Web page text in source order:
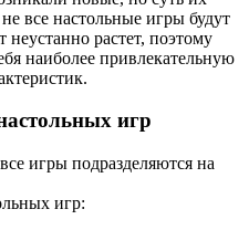
все настольные игры будут
растет, поэтому
наиболее привлекательную
игр
игры подразделяются на
игр: